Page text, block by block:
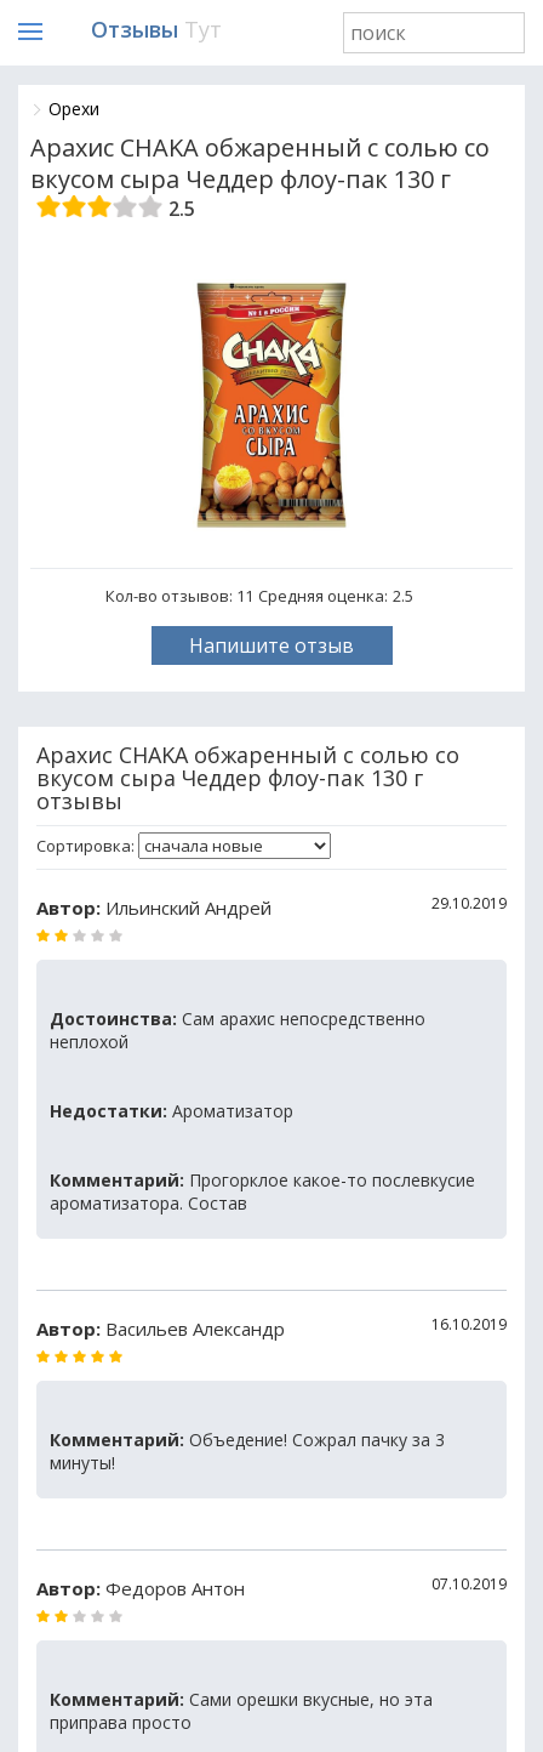
Отзывы Тут
Орехи
Арахис CHAKA обжаренный с солью со
вкусом сыра Чеддер флоу-пак 130 г
2.5
Кол-во отзывов: 11 Средняя оценка: 2.5
Напишите отзыв
Арахис CHAKA обжаренный с солью со
вкусом сыра Чеддер флоу-пак 130 г
отзывы
Сортировка:
Автор: Ильинский Андрей 29.10.2019
Достоинства: Сам арахис непосредственно
неплохой
Недостатки: Ароматизатор
Комментарий: Прогорклое какое-то послевкусие
ароматизатора. Состав
Автор: Васильев Александр 16.10.2019
Комментарий: Объедение! Сожрал пачку за 3
минуты!
Автор: Федоров Антон 07.10.2019
Комментарий: Сами орешки вкусные, но эта
приправа просто